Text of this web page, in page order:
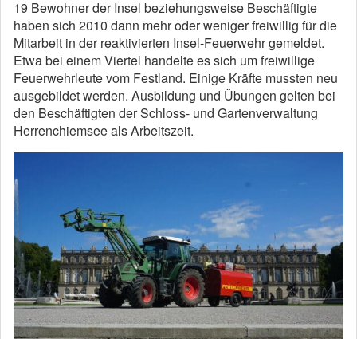
19 Bewohner der Insel beziehungsweise Beschäftigte
haben sich 2010 dann mehr oder weniger freiwillig für die
Mitarbeit in der reaktivierten Insel-Feuerwehr gemeldet.
Etwa bei einem Viertel handelte es sich um freiwillige
Feuerwehrleute vom Festland. Einige Kräfte mussten neu
ausgebildet werden. Ausbildung und Übungen gelten bei
den Beschäftigten der Schloss- und Gartenverwaltung
Herrenchiemsee als Arbeitszeit.